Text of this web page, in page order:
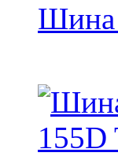
Шина